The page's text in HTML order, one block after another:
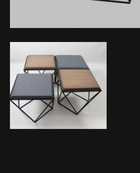
EVA